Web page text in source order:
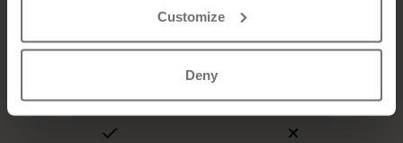
Customize
Deny
100% EU:n sisällä
GDPR- ja EU:n tekoälysäädöksen mukaisuus